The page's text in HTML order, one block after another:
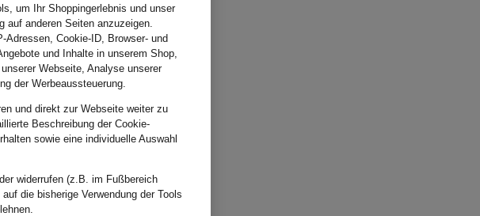
um Ihr Shoppingerlebnis und unser
auf anderen Seiten anzuzeigen.
Adressen, Cookie-ID, Browser- und
und Inhalte in unserem Shop,
Webseite, Analyse unserer
der Werbeaussteuerung.
und direkt zur Webseite weiter zu
Beschreibung der Cookie-
sowie eine individuelle Auswahl
widerrufen (z.B. im Fußbereich
die bisherige Verwendung der Tools